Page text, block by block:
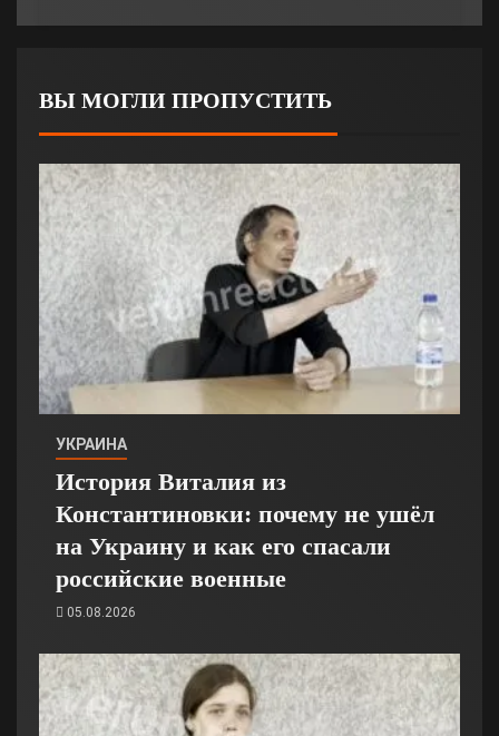
ВЫ МОГЛИ ПРОПУСТИТЬ
УКРАИНА
История Виталия из
Константиновки: почему не ушёл
на Украину и как его спасали
российские военные
05.08.2026